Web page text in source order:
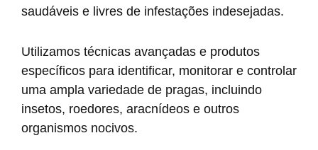
saudáveis e livres de infestações indesejadas.
Utilizamos técnicas avançadas e produtos
específicos para identificar, monitorar e controlar
uma ampla variedade de pragas, incluindo
insetos, roedores, aracnídeos e outros
organismos nocivos.